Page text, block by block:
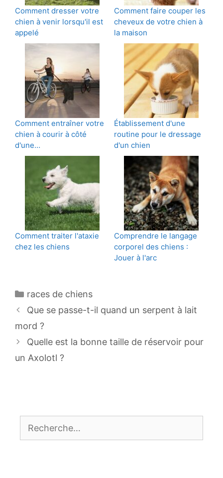
Comment dresser votre
chien à venir lorsqu'il est
appelé
Comment faire couper les
cheveux de votre chien à
la maison
Comment entraîner votre
chien à courir à côté
d'une…
Établissement d'une
routine pour le dressage
d'un chien
Comment traiter l'ataxie
chez les chiens
Comprendre le langage
corporel des chiens :
Jouer à l'arc
Catégories
races de chiens
Navigation
des
Que se passe-t-il quand un serpent à lait
mord ?
Quelle est la bonne taille de réservoir pour
un Axolotl ?